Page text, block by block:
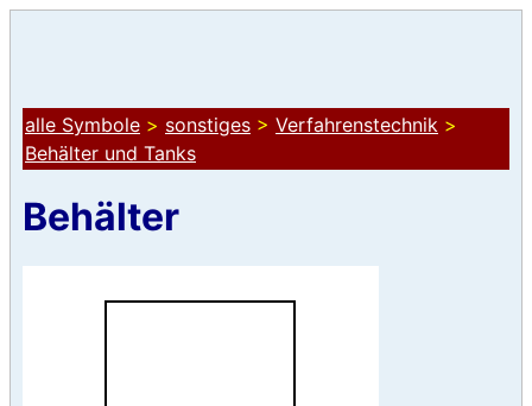
alle Symbole > sonstiges > Verfahrenstechnik >
Behälter und Tanks
Behälter